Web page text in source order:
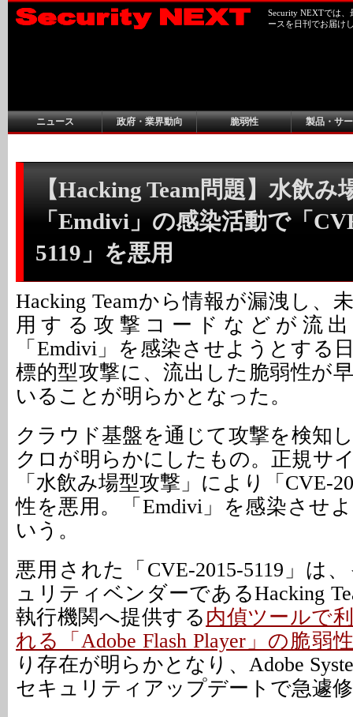
Security NEXTでは
ースを日刊でお届け
ニュース 政府・業界動向 脆弱性 製品・サ
【Hacking Team問題】水飲み
「Emdivi」の感染活動で「
5119」を悪用
Hacking Teamから情報が漏洩し、
用する攻撃コードなどが流
「Emdivi」を感染させようとする
標的型攻撃に、流出した脆弱性が
いることが明らかとなった。
クラウド基盤を通じて攻撃を検知
クロが明らかにしたもの。正規サ
「水飲み場型攻撃」により「CVE-
性を悪用。「Emdivi」を感染させ
いう。
悪用された「CVE-2015-5119」は
ュリティベンダーであるHacking
執行機関へ提供する 内偵ツールで
れる「Adobe Flash Player」の脆弱
り存在が明らかとなり、Adobe
セキュリティアップデートで急遽